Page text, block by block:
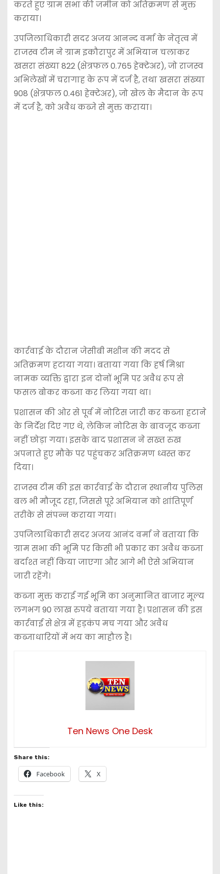
करते हुए ग्राम सभा की जमीन को अतिक्रमण से मुक्त
कराया।
उपजिलाधिकारी सदर अजय आनन्द वर्मा के नेतृत्व में
राजस्व टीम ने ग्राम इकौरापुर में अभियान चलाकर
खसरा संख्या 822 (क्षेत्रफल 0.765 हेक्टेअर), जो राजस्व
अभिलेखों में चरागाह के रूप में दर्ज है, तथा खसरा संख्या
908 (क्षेत्रफल 0.461 हेक्टेअर), जो खेल के मैदान के रूप
में दर्ज है, को अवैध कब्जे से मुक्त कराया।
कार्रवाई के दौरान जेसीबी मशीन की मदद से
अतिक्रमण हटाया गया। बताया गया कि हर्ष मिश्रा
नामक व्यक्ति द्वारा इन दोनों भूमि पर अवैध रूप से
फसल बोकर कब्जा कर लिया गया था।
प्रशासन की ओर से पूर्व में नोटिस जारी कर कब्जा हटाने
के निर्देश दिए गए थे, लेकिन नोटिस के बावजूद कब्जा
नहीं छोड़ा गया। इसके बाद प्रशासन ने सख्त रुख
अपनाते हुए मौके पर पहुंचकर अतिक्रमण ध्वस्त कर
दिया।
राजस्व टीम की इस कार्रवाई के दौरान स्थानीय पुलिस
बल भी मौजूद रहा, जिससे पूरे अभियान को शांतिपूर्ण
तरीके से संपन्न कराया गया।
उपजिलाधिकारी सदर अजय आनंद वर्मा ने बताया कि
ग्राम सभा की भूमि पर किसी भी प्रकार का अवैध कब्जा
बर्दाश्त नहीं किया जाएगा और आगे भी ऐसे अभियान
जारी रहेंगे।
कब्जा मुक्त कराई गई भूमि का अनुमानित बाजार मूल्य
लगभग 90 लाख रुपये बताया गया है। प्रशासन की इस
कार्रवाई से क्षेत्र में हड़कंप मच गया और अवैध
कब्जाधारियों में भय का माहौल है।
Ten News One Desk
Share this:
Facebook X
Like this: